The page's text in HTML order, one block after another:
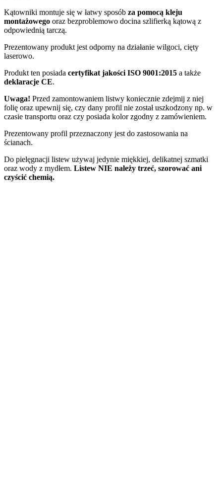
Kątowniki montuje się w łatwy sposób za pomocą kleju
montażowego oraz bezproblemowo docina szlifierką kątową z
odpowiednią tarczą.
Prezentowany produkt jest odporny na działanie wilgoci, cięty
laserowo.
Produkt ten posiada certyfikat jakości ISO 9001:2015 a także
deklaracje CE.
Uwaga! Przed zamontowaniem listwy koniecznie zdejmij z niej
folię oraz upewnij się, czy dany profil nie został uszkodzony np. w
czasie transportu oraz czy posiada kolor zgodny z zamówieniem.
Prezentowany profil przeznaczony jest do zastosowania na
ścianach.
Do pielęgnacji listew używaj jedynie miękkiej, delikatnej szmatki
oraz wody z mydłem. Listew NIE należy trzeć, szorować ani
czyścić chemią.